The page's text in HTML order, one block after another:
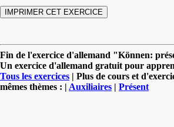
Fin de l'exercice d'allemand "Können:
Un exercice d'allemand gratuit pour
Tous les exercices | Plus de cours et
mêmes thèmes : | Auxiliaires | Présent